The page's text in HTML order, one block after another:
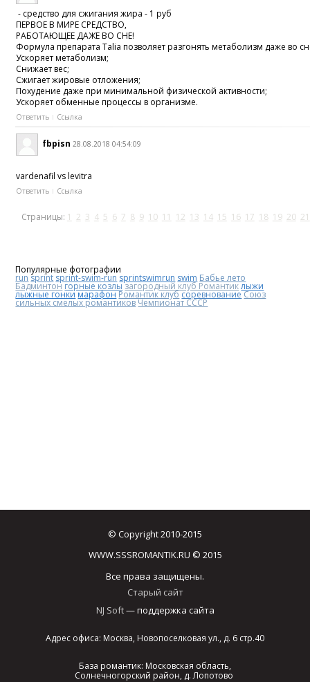
- средство для сжигания жира - 1 руб
ПЕРВОЕ В МИРЕ СРЕДСТВО,
РАБОТАЮЩЕЕ ДАЖЕ ВО СНЕ!
Формула препарата Talia позволяет разгонять метаболизм даже во
Ускоряет метаболизм;
Снижает вес;
Сжигает жировые отложения;
Похудение даже при минимальной физической активности;
Ускоряет обменные процессы в организме.
Ответить Ссылка
fbpisn 28.08.2018 04:54:09
vardenafil vs levitra
Ответить Ссылка
Страницы: 1 2 3 4 5 6 7 8 9 10 11 12 13 14 15 16 17 18 19 20 21
Популярные фотографии
run sprint sprint-swim-run sprintswimrun swim Бабье лето
Бадминтонгорные козлы загородный клуб Романтиклыжи
лыжные гонки марафонРомантик клубсоревнованиеСоюз
сильных смелых романтиковЧемпионат СССР
© Copyright 2010-2015
WWW.SSSROMANTIK.RU © 2015
Все права защищены.
Старый сайт
NJ Soft— поддержка сайта
Адрес офиса: Москва, Новопоселковая ул., д. 6 стр.40
База романтик: Московская область,
Солнечногорский район, д. Лопотово